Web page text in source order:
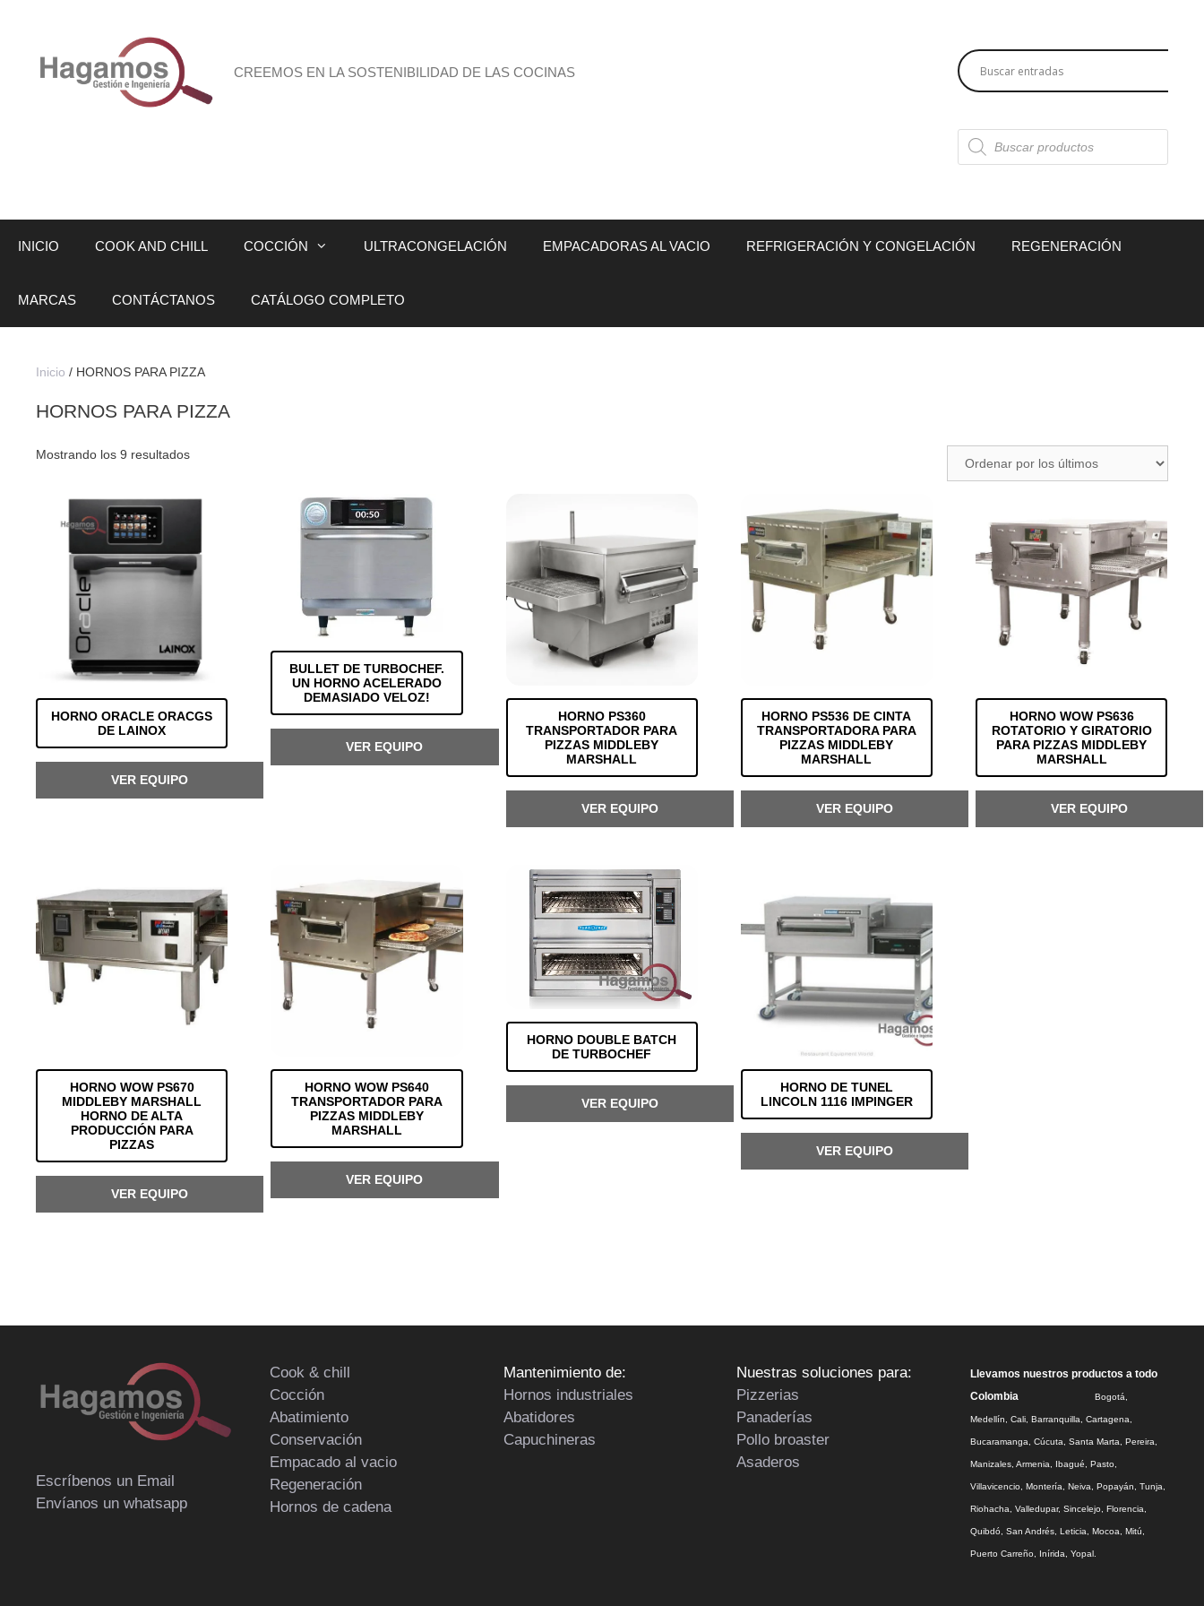
Búsqueda
de
productos
CREEMOS EN LA SOSTENIBILIDAD DE LAS COCINAS
INICIO COOK AND CHILL COCCIÓN ULTRACONGELACIÓN EMPACADORAS AL VACIO REFRIGERACIÓN Y CONGELACIÓN REGENERACIÓN
MARCAS CONTÁCTANOS CATÁLOGO COMPLETO
Inicio / HORNOS PARA PIZZA
HORNOS PARA PIZZA
Mostrando los 9 resultadosOrdenado
HORNO ORACLE ORACGS
DE LAINOX
VER EQUIPO
BULLET DE TURBOCHEF.
UN HORNO ACELERADO
DEMASIADO VELOZ!
VER EQUIPO
HORNO PS360
TRANSPORTADOR PARA
PIZZAS MIDDLEBY
MARSHALL
VER EQUIPO
HORNO PS536 DE CINTA
TRANSPORTADORA PARA
PIZZAS MIDDLEBY
MARSHALL
VER EQUIPO
HORNO WOW PS636
ROTATORIO Y GIRATORIO
PARA PIZZAS MIDDLEBY
MARSHALL
VER EQUIPO
HORNO WOW PS670
MIDDLEBY MARSHALL
HORNO DE ALTA
PRODUCCIÓN PARA
PIZZAS
VER EQUIPO
HORNO WOW PS640
TRANSPORTADOR PARA
PIZZAS MIDDLEBY
MARSHALL
VER EQUIPO
HORNO DOUBLE BATCH
DE TURBOCHEF
VER EQUIPO
HORNO DE TUNEL
LINCOLN 1116 IMPINGER
VER EQUIPO
Escríbenos un Email
Envíanos un whatsapp
Cook & chill
Cocción
Abatimiento
Conservación
Empacado al vacio
Regeneración
Hornos de cadena
Mantenimiento de:
Hornos industriales
Abatidores
Capuchineras
Nuestras soluciones para:
Pizzerias
Panaderías
Pollo broaster
Asaderos
Llevamos nuestros productos a todo
Colombia
Bogotá,
Medellín, Cali, Barranquilla, Cartagena,
Bucaramanga, Cúcuta, Santa Marta, Pereira,
Manizales, Armenia, Ibagué, Pasto,
Villavicencio, Montería, Neiva, Popayán, Tunja,
Riohacha, Valledupar, Sincelejo, Florencia,
Quibdó, San Andrés, Leticia, Mocoa, Mitú,
Puerto Carreño, Inírida, Yopal.